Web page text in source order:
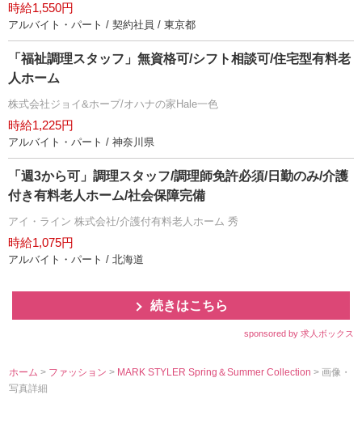
時給1,550円
アルバイト・パート / 契約社員 / 東京都
「福祉調理スタッフ」無資格可/シフト相談可/住宅型有料老
人ホーム
株式会社ジョイ&ホープ/オハナの家Hale一色
時給1,225円
アルバイト・パート / 神奈川県
「週3から可」調理スタッフ/調理師免許必須/日勤のみ/介護
付き有料老人ホーム/社会保障完備
アイ・ライン 株式会社/介護付有料老人ホーム 秀
時給1,075円
アルバイト・パート / 北海道
続きはこちら
sponsored by 求人ボックス
ホーム > ファッション> MARK STYLER Spring＆Summer Collection> 画像・
写真詳細